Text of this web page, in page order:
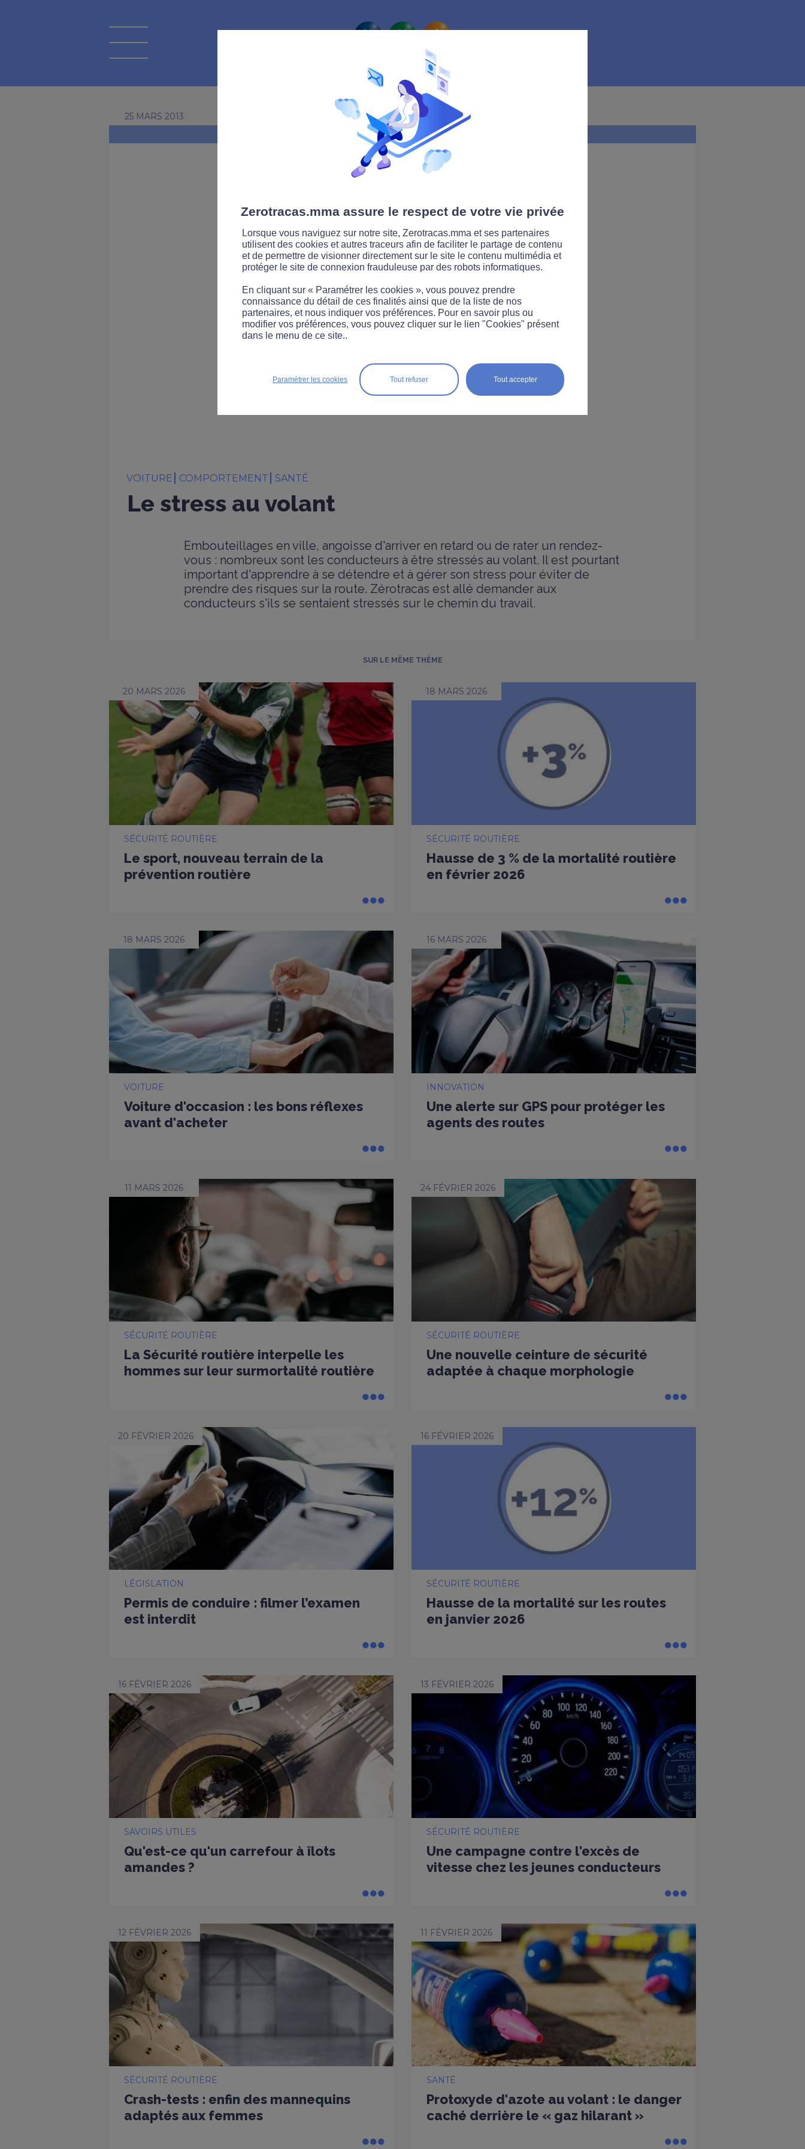
La route Zérotracas
25 MARS 2013
VOITURE COMPORTEMENT SANTÉ
Le stress au volant
Embouteillages en ville, angoisse d'arriver en retard ou de rater un rendez-
vous : nombreux sont les conducteurs à être stressés au volant. Il est pourtant
important d'apprendre à se détendre et à gérer son stress pour éviter de
prendre des risques sur la route. Zérotracas est allé demander aux
conducteurs s'ils se sentaient stressés sur le chemin du travail.
SUR LE MÊME THÈME
20 MARS 2026
SÉCURITÉ ROUTIÈRE
Le sport, nouveau terrain de la
prévention routière
18 MARS 2026
VOITURE
Voiture d'occasion : les bons réflexes
avant d'acheter
11 MARS 2026
SÉCURITÉ ROUTIÈRE
La Sécurité routière interpelle les
hommes sur leur surmortalité routière
20 FÉVRIER 2026
LÉGISLATION
Permis de conduire : filmer l’examen
est interdit
16 FÉVRIER 2026
SAVOIRS UTILES
Qu'est-ce qu'un carrefour à îlots
amandes ?
12 FÉVRIER 2026
SÉCURITÉ ROUTIÈRE
Crash-tests : enfin des mannequins
adaptés aux femmes
18 MARS 2026
SÉCURITÉ ROUTIÈRE
Hausse de 3 % de la mortalité routière
en février 2026
16 MARS 2026
INNOVATION
Une alerte sur GPS pour protéger les
agents des routes
24 FÉVRIER 2026
SÉCURITÉ ROUTIÈRE
Une nouvelle ceinture de sécurité
adaptée à chaque morphologie
16 FÉVRIER 2026
SÉCURITÉ ROUTIÈRE
Hausse de la mortalité sur les routes
en janvier 2026
13 FÉVRIER 2026
SÉCURITÉ ROUTIÈRE
Une campagne contre l'excès de
vitesse chez les jeunes conducteurs
11 FÉVRIER 2026
SANTÉ
Protoxyde d'azote au volant : le danger
caché derrière le « gaz hilarant »
Zerotracas.mma assure le respect de votre vie privée
Lorsque vous naviguez sur notre site, Zerotracas.mma et ses partenaires
utilisent des cookies et autres traceurs afin de faciliter le partage de contenu
et de permettre de visionner directement sur le site le contenu multimédia et
protéger le site de connexion frauduleuse par des robots informatiques.
En cliquant sur « Paramétrer les cookies », vous pouvez prendre
connaissance du détail de ces finalités ainsi que de la liste de nos
partenaires, et nous indiquer vos préférences. Pour en savoir plus ou
modifier vos préférences, vous pouvez cliquer sur le lien "Cookies" présent
dans le menu de ce site..
Tout accepter
Tout refuser
Paramétrer les cookies